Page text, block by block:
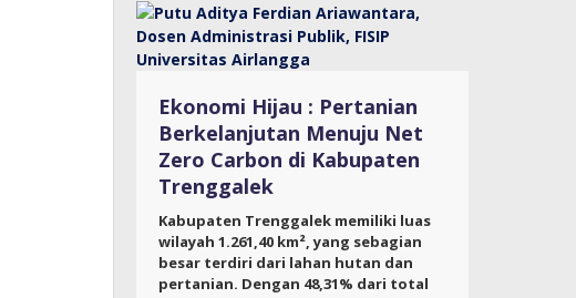
Ekonomi Hijau : Pertanian
Berkelanjutan Menuju Net
Zero Carbon di Kabupaten
Trenggalek
Kabupaten Trenggalek memiliki luas
wilayah 1.261,40 km², yang sebagian
besar terdiri dari lahan hutan dan
pertanian. Dengan 48,31% dari total